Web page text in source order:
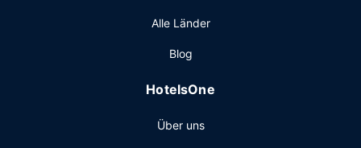
Alle Länder
Blog
HotelsOne
Über uns